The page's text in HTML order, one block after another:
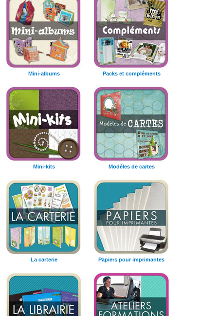
Mini-albums Packs et compléments
Mini-kits Modèles de cartes
La carterie Papiers pour imprimantes